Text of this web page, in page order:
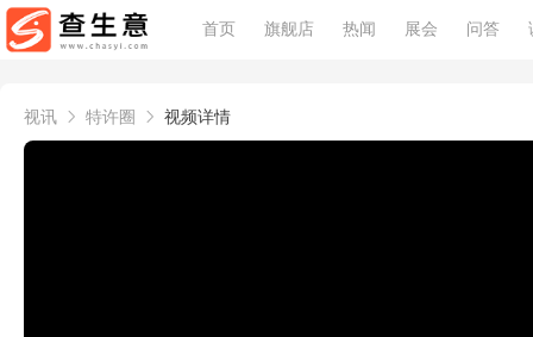
首页 旗舰店 热闻 展会 问答
视讯 特许圈 视频详情